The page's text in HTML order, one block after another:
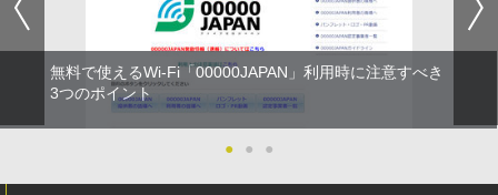
無料で使えるWi-Fi「00000JAPAN」利用時に注意すべき
3つのポイント
● ● ●